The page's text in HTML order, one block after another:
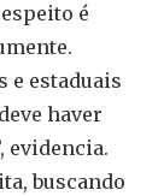
é
e estaduais
haver
evidencia.
buscando